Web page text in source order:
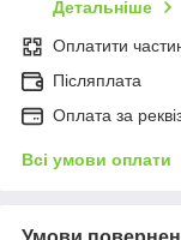
Детальніше
Оплатити
Післяплата
Оплата за
Всі умови оплати